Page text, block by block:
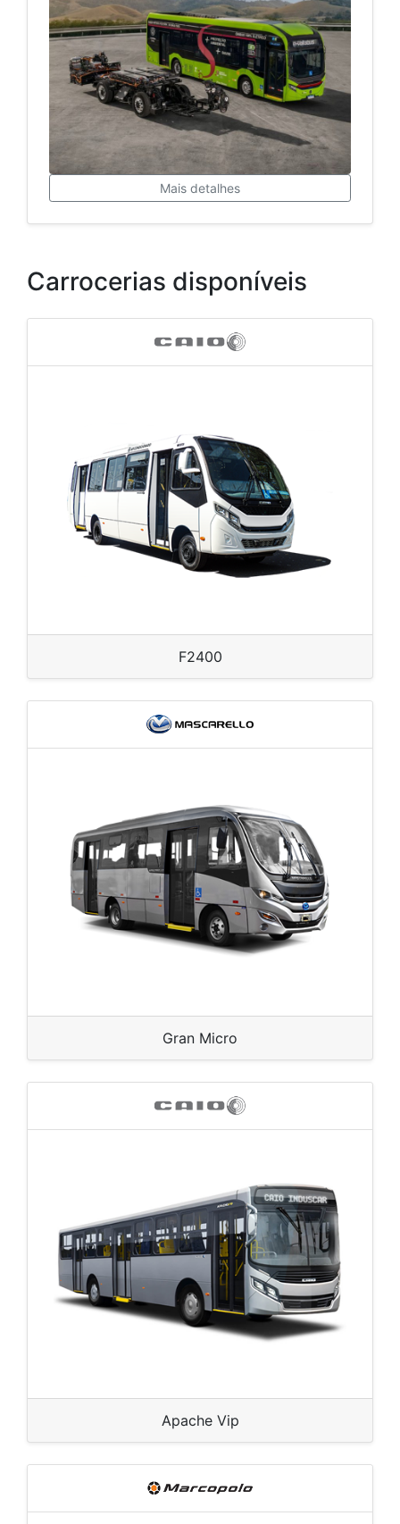
Mais detalhes
Carrocerias disponíveis
F2400
Gran Micro
Apache Vip